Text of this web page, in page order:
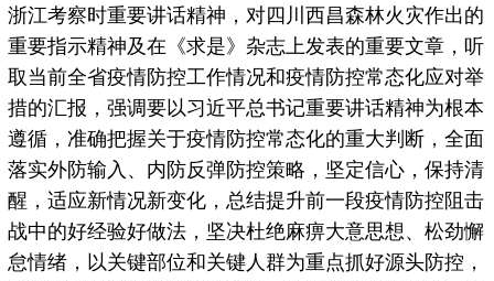
浙江考察时重要讲话精神，对四川西昌森林火灾作出的
重要指示精神及在《求是》杂志上发表的重要文章，听
取当前全省疫情防控工作情况和疫情防控常态化应对举
措的汇报，强调要以习近平总书记重要讲话精神为根本
遵循，准确把握关于疫情防控常态化的重大判断，全面
落实外防输入、内防反弹防控策略，坚定信心，保持清
醒，适应新情况新变化，总结提升前一段疫情防控阻击
战中的好经验好做法，坚决杜绝麻痹大意思想、松劲懈
怠情绪，以关键部位和关键人群为重点抓好源头防控，